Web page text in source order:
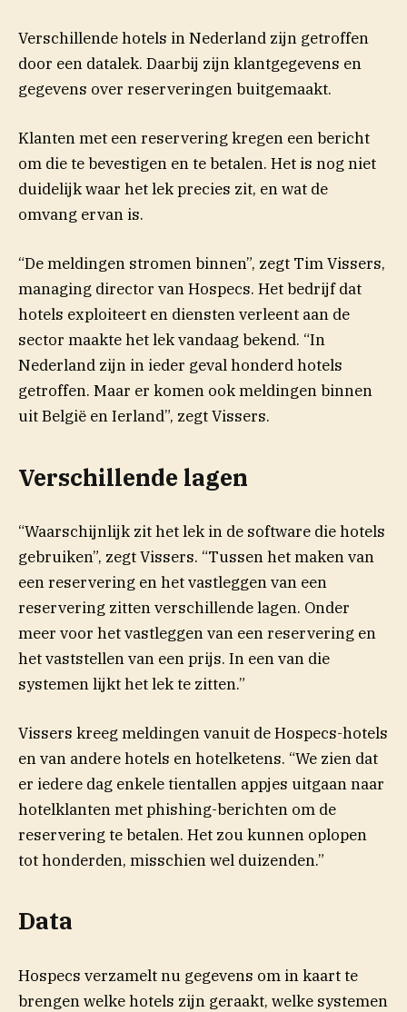
Verschillende hotels in Nederland zijn getroffen
door een datalek. Daarbij zijn klantgegevens en
gegevens over reserveringen buitgemaakt.
Klanten met een reservering kregen een bericht
om die te bevestigen en te betalen. Het is nog niet
duidelijk waar het lek precies zit, en wat de
omvang ervan is.
“De meldingen stromen binnen”, zegt Tim Vissers,
managing director van Hospecs. Het bedrijf dat
hotels exploiteert en diensten verleent aan de
sector maakte het lek vandaag bekend. “In
Nederland zijn in ieder geval honderd hotels
getroffen. Maar er komen ook meldingen binnen
uit België en Ierland”, zegt Vissers.
Verschillende lagen
“Waarschijnlijk zit het lek in de software die hotels
gebruiken”, zegt Vissers. “Tussen het maken van
een reservering en het vastleggen van een
reservering zitten verschillende lagen. Onder
meer voor het vastleggen van een reservering en
het vaststellen van een prijs. In een van die
systemen lijkt het lek te zitten.”
Vissers kreeg meldingen vanuit de Hospecs-hotels
en van andere hotels en hotelketens. “We zien dat
er iedere dag enkele tientallen appjes uitgaan naar
hotelklanten met phishing-berichten om de
reservering te betalen. Het zou kunnen oplopen
tot honderden, misschien wel duizenden.”
Data
Hospecs verzamelt nu gegevens om in kaart te
brengen welke hotels zijn geraakt, welke systemen